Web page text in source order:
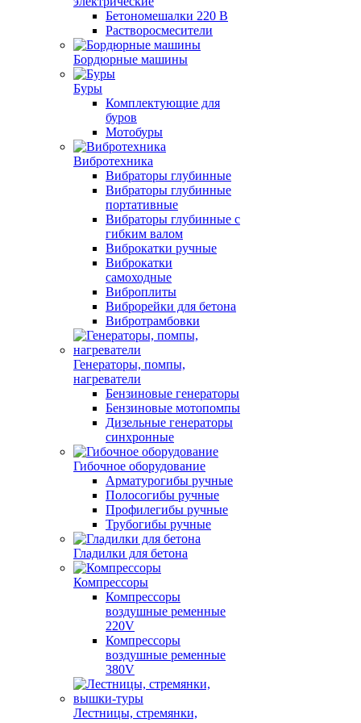
Бетономешалки 220 В
Растворосмесители
Бордюрные машины
Буры
Комплектующие для
буров
Мотобуры
Вибротехника
Вибраторы глубинные
Вибраторы глубинные
портативные
Вибраторы глубинные с
гибким валом
Виброкатки ручные
Виброкатки
самоходные
Виброплиты
Виброрейки для бетона
Вибротрамбовки
Генераторы, помпы,
нагреватели
Бензиновые генераторы
Бензиновые мотопомпы
Дизельные генераторы
синхронные
Гибочное оборудование
Арматурогибы ручные
Полосогибы ручные
Профилегибы ручные
Трубогибы ручные
Гладилки для бетона
Компрессоры
Компрессоры
воздушные ременные
220V
Компрессоры
воздушные ременные
380V
Лестницы, стремянки,